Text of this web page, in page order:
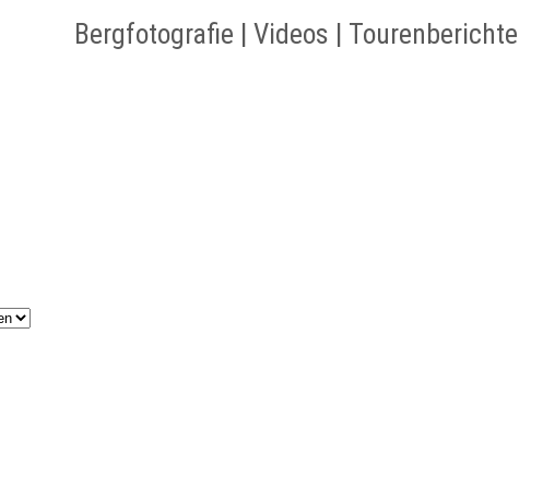
Bergfotografie | Videos | Tourenberichte